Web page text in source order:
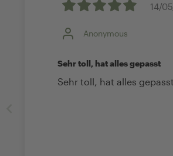
14/
Anonymous
Sehr toll, hat alles gepasst
Sehr toll, hat alles gepasst